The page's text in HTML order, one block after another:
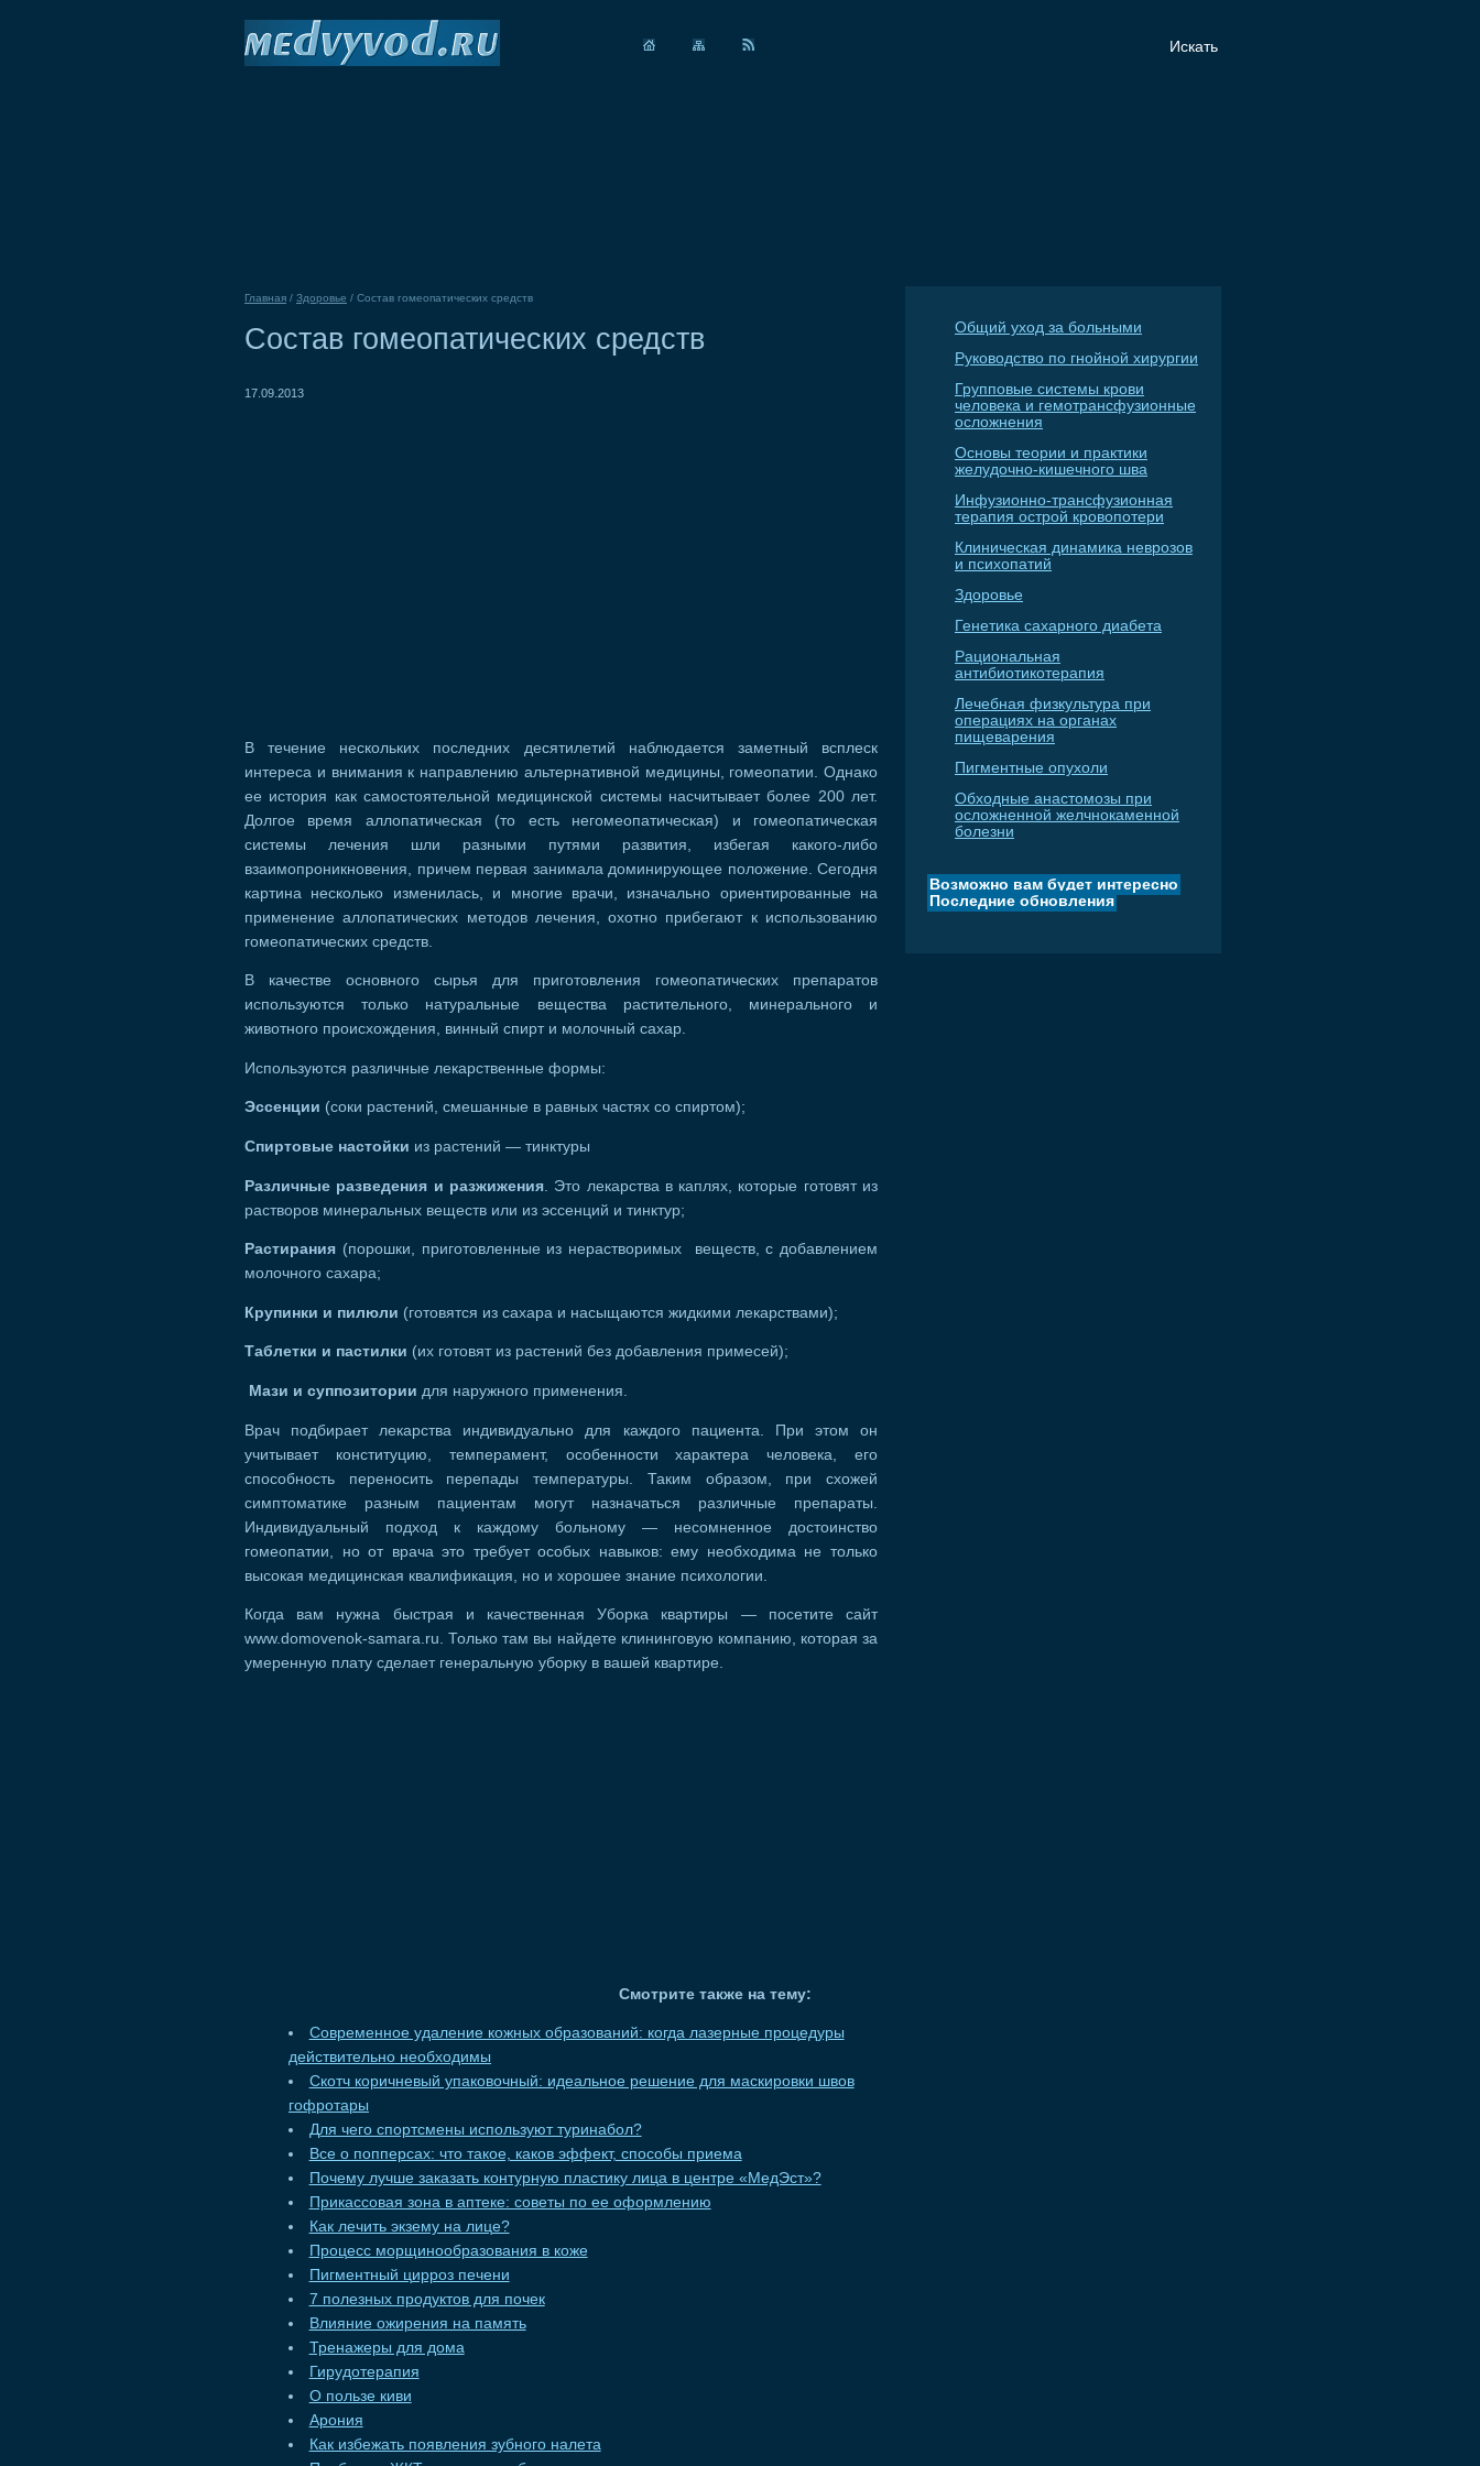
Главная / Здоровье / Состав гомеопатических средств
Состав гомеопатических средств
17.09.2013
В течение нескольких последних десятилетий наблюдается заметный всплеск
интереса и внимания к направлению альтернативной медицины, гомеопатии. Однако
ее история как самостоятельной медицинской системы насчитывает более 200 лет.
Долгое время аллопатическая (то есть негомеопатическая) и гомеопатическая
системы лечения шли разными путями развития, избегая какого-либо
взаимопроникновения, причем первая занимала доминирующее положение. Сегодня
картина несколько изменилась, и многие врачи, изначально ориентированные на
применение аллопатических методов лечения, охотно прибегают к использованию
гомеопатических средств.
В качестве основного сырья для приготовления гомеопатических препаратов
используются только натуральные вещества растительного, минерального и
животного происхождения, винный спирт и молочный сахар.
Используются различные лекарственные формы:
Эссенции (соки растений, смешанные в равных частях со спиртом);
Спиртовые настойки из растений — тинктуры
Различные разведения и разжижения. Это лекарства в каплях, которые готовят из
растворов минеральных веществ или из эссенций и тинктур;
Растирания (порошки, приготовленные из нерастворимых веществ, с добавлением
молочного сахара;
Крупинки и пилюли (готовятся из сахара и насыщаются жидкими лекарствами);
Таблетки и пастилки (их готовят из растений без добавления примесей);
Мази и суппозитории для наружного применения.
Врач подбирает лекарства индивидуально для каждого пациента. При этом он
учитывает конституцию, темперамент, особенности характера человека, его
способность переносить перепады температуры. Таким образом, при схожей
симптоматике разным пациентам могут назначаться различные препараты.
Индивидуальный подход к каждому больному — несомненное достоинство
гомеопатии, но от врача это требует особых навыков: ему необходима не только
высокая медицинская квалификация, но и хорошее знание психологии.
Когда вам нужна быстрая и качественная Уборка квартиры — посетите сайт
www.domovenok-samara.ru. Только там вы найдете клининговую компанию, которая за
умеренную плату сделает генеральную уборку в вашей квартире.
Смотрите также на тему:
Современное удаление кожных образований: когда лазерные процедуры
действительно необходимы
Скотч коричневый упаковочный: идеальное решение для маскировки швов
гофротары
Для чего спортсмены используют туринабол?
Все о попперсах: что такое, каков эффект, способы приема
Почему лучше заказать контурную пластику лица в центре «МедЭст»?
Прикассовая зона в аптеке: советы по ее оформлению
Как лечить экзему на лице?
Процесс морщинообразования в коже
Пигментный цирроз печени
7 полезных продуктов для почек
Влияние ожирения на память
Тренажеры для дома
Гирудотерапия
О пользе киви
Арония
Как избежать появления зубного налета
Общий уход за больными
Руководство по гнойной хирургии
Групповые системы крови
человека и гемотрансфузионные
осложнения
Основы теории и практики
желудочно-кишечного шва
Инфузионно-трансфузионная
терапия острой кровопотери
Клиническая динамика неврозов
и психопатий
Здоровье
Генетика сахарного диабета
Рациональная
антибиотикотерапия
Лечебная физкультура при
операциях на органах
пищеварения
Пигментные опухоли
Обходные анастомозы при
осложненной желчнокаменной
болезни
Возможно вам будет интересно
Последние обновления